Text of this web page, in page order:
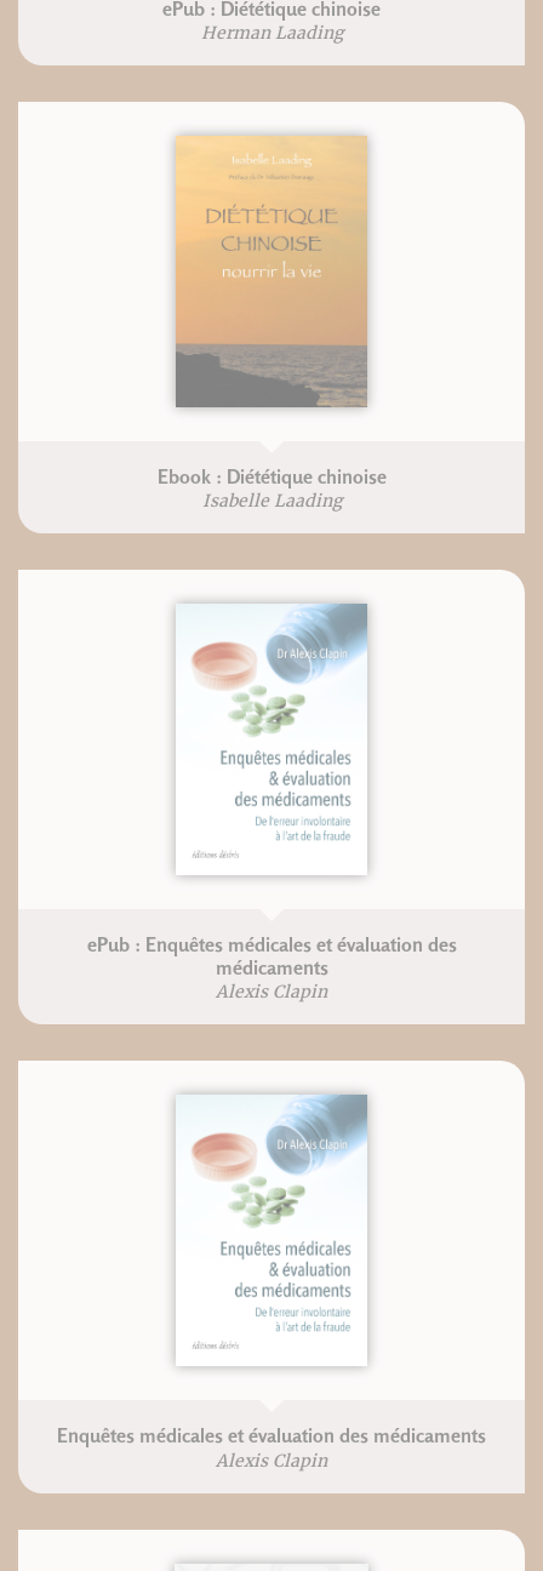
ePub : Diététique chinoise
Herman Laading
Ebook : Diététique chinoise
Isabelle Laading
ePub : Enquêtes médicales et évaluation des
médicaments
Alexis Clapin
Enquêtes médicales et évaluation des médicaments
Alexis Clapin